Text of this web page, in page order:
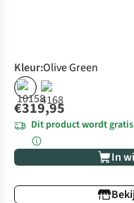
Kleur:Olive Green
€319,95
Dit product wordt
In